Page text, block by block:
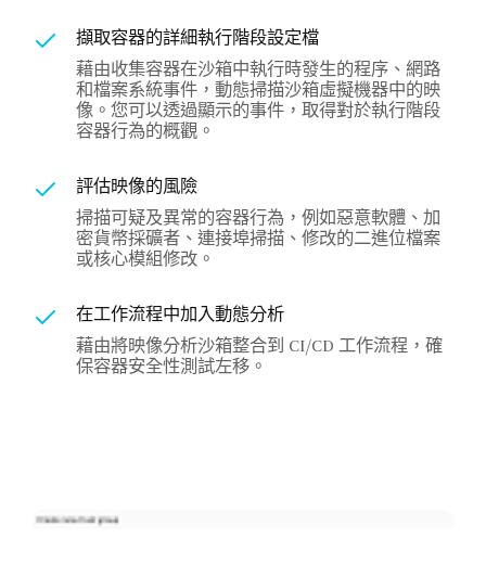
擷取容器的詳細執行階段設定檔
藉由收集容器在沙箱中執行時發生的程序、網路
和檔案系統事件，動態掃描沙箱虛擬機器中的映
像。您可以透過顯示的事件，取得對於執行階段
容器行為的概觀。
評估映像的風險
掃描可疑及異常的容器行為，例如惡意軟體、加
密貨幣採礦者、連接埠掃描、修改的二進位檔案
或核心模組修改。
在工作流程中加入動態分析
藉由將映像分析沙箱整合到 CI/CD 工作流程，確
保容器安全性測試左移。